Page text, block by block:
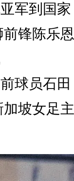
军到国家
锋陈乐恩
球员石田
坡女足主